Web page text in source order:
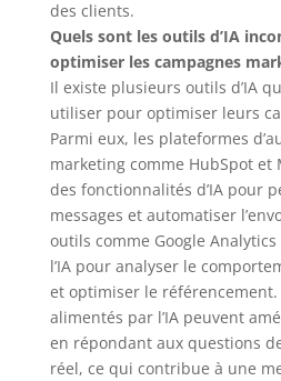
des clients.
Quels sont les outils d’IA
optimiser les campagnes
Il existe plusieurs outils d’IA
utiliser pour optimiser leurs
Parmi eux, les plateformes
marketing comme HubSpot
des fonctionnalités d’IA pour
messages et automatiser
outils comme Google
l’IA pour analyser le
et optimiser le
alimentés par l’IA peuvent
en répondant aux questions
réel, ce qui contribue à une